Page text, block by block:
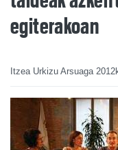
egiterakoan
Itzea Urkizu Arsuaga